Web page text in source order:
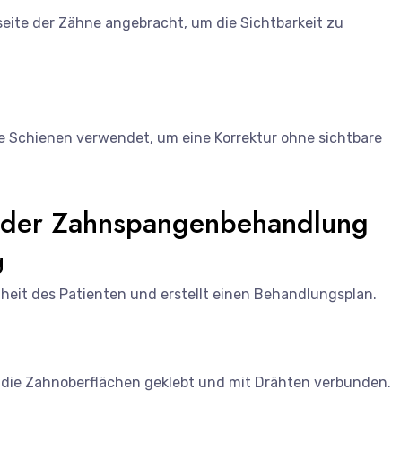
der Zähne angebracht, um die Sichtbarkeit zu
Schienen verwendet, um eine Korrektur ohne sichtbare
Zahnspangenbehandlung
des Patienten und erstellt einen Behandlungsplan.
Zahnoberflächen geklebt und mit Drähten verbunden.